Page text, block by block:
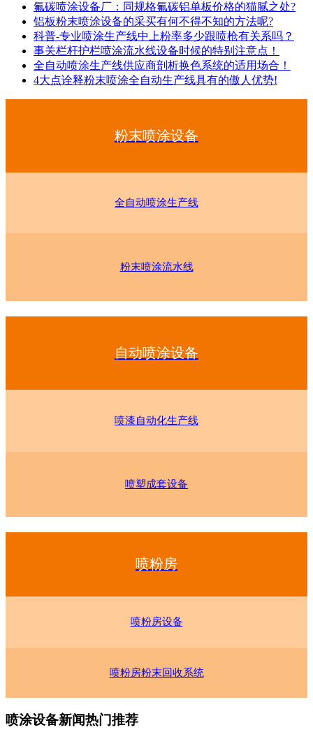
氟碳喷涂设备厂：同规格氟碳铝单板价格的猫腻之处?
铝板粉末喷涂设备的采买有何不得不知的方法呢?
科普-专业喷涂生产线中上粉率多少跟喷枪有关系吗？
事关栏杆护栏喷涂流水线设备时候的特别注意点！
全自动喷涂生产线供应商剖析换色系统的适用场合！
4大点诠释粉末喷涂全自动生产线具有的傲人优势!
粉末喷涂设备
全自动喷涂生产线
粉末喷涂流水线
自动喷涂设备
喷漆自动化生产线
喷塑成套设备
喷粉房
喷粉房设备
喷粉房粉末回收系统
喷涂设备新闻热门推荐